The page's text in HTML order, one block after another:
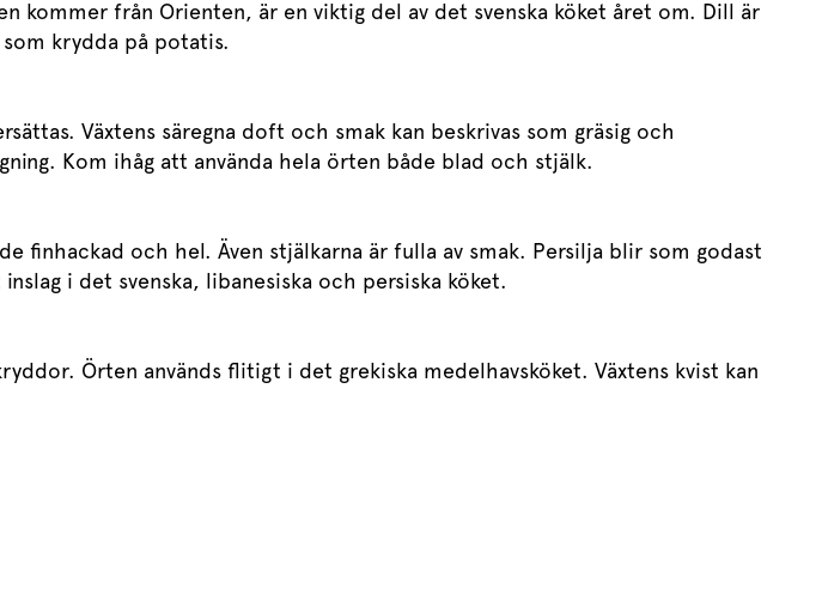
kommer från Orienten, är en viktig del av det svenska köket året om. Dill är
krydda på potatis.
Växtens säregna doft och smak kan beskrivas som gräsig och
Kom ihåg att använda hela örten både blad och stjälk.
finhackad och hel. Även stjälkarna är fulla av smak. Persilja blir som godast
i det svenska, libanesiska och persiska köket.
Örten används flitigt i det grekiska medelhavsköket. Växtens kvist kan